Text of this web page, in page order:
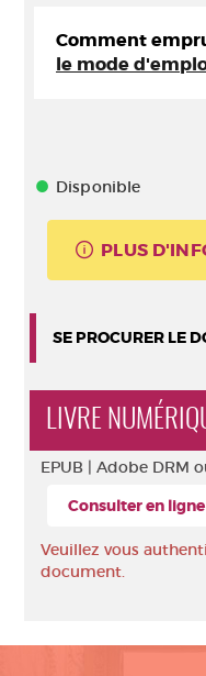
Comment
le mode
Disponible
PLUS
SE PROCURER LE
LIVRE
EPUB | Adobe DRM
Consulter en ligne
Veuillez vous
document.